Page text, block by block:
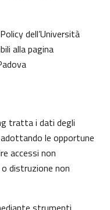
dell’Università
alla pagina
tratta i dati degli
le opportune
accessi non
distruzione non